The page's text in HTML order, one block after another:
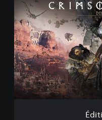
t
i
o
n
D
e
l
u